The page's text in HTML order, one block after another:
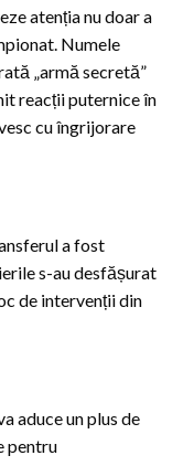
atenția nu doar a
Numele
„armă secretă”
reacții puternice în
cu îngrijorare
a fost
s-au desfășurat
de intervenții din
aduce un plus de
pentru